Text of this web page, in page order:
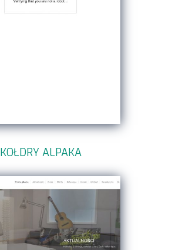
KOŁDRY ALPAKA